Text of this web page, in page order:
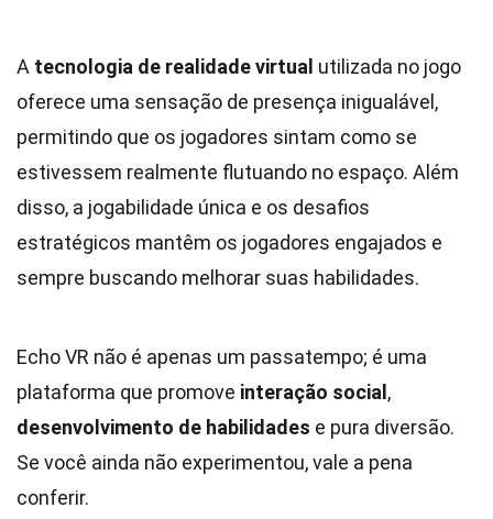
A tecnologia de realidade virtual utilizada no jogo
oferece uma sensação de presença inigualável,
permitindo que os jogadores sintam como se
estivessem realmente flutuando no espaço. Além
disso, a jogabilidade única e os desafios
estratégicos mantêm os jogadores engajados e
sempre buscando melhorar suas habilidades.
Echo VR não é apenas um passatempo; é uma
plataforma que promove interação social ,
desenvolvimento de habilidades e pura diversão.
Se você ainda não experimentou, vale a pena
conferir.